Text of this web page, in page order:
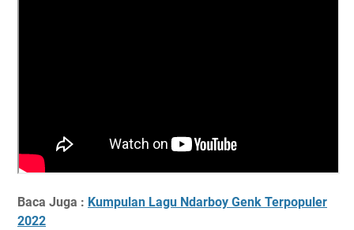
Baca Juga : Kumpulan Lagu Ndarboy Genk Terpopuler
2022